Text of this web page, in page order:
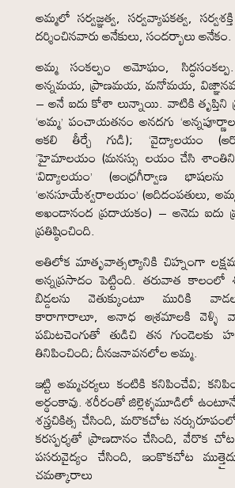
అమ్మలో సర్వజ్ఞత్వ, సర్వవ్యాపకత్వ,
దర్శించినవారు అనేకులు, సందర్భాలు అనేకం.
అమ్మ సంకల్పం అమోఘం,
అన్నమయ, ప్రాణమయ, మనోమయ,
– అనే ఐదు కోశా లున్నాయి. వాటికి తృప్తిని
‘అమ్మ’ పంచాయతనం అనదగు
ఆకలి తీర్చే గుడి); ‘వైద్యాలయం
‘హైమాలయం (మనస్సు లయం చేసి శాంతిని
‘విద్యాలయం’ (ఆంధ్రగీర్వాణ
‘అనసూయేశ్వరాలయం’ (ఆదిదంపతులు,
అఖండానంద ప్రదాయకం) – అనెడు ఐదు
ప్రతిష్ఠించింది.
అతిలోక మాతృవాత్సల్యానికి చిహ్నంగా
అన్నప్రసాదం పెట్టింది. తరువాత కాలంలో
బిడ్డలను వెతుక్కుంటూ మురికి
కారాగారాలూ, అనాధ ఆశ్రమాలకి వెళ్ళి
పమిటచెంగుతో తుడిచి తన గుండెలకు
తినిపించింది; దీనజనావనలోల అమ్మ.
ఇట్టి అమ్మచర్యలు కంటికి కనిపించేవి;
అర్థంకావు. శరీరంతో జిల్లెళ్ళమూడిలో
శస్త్రచికిత్స చేసింది, మరొకచోట
కరస్పర్శతో ప్రాణదానం చేసింది, వేరొక చోట
పసరువైద్యం చేసింది, ఇంకొకచోట
చమత్కారాలు